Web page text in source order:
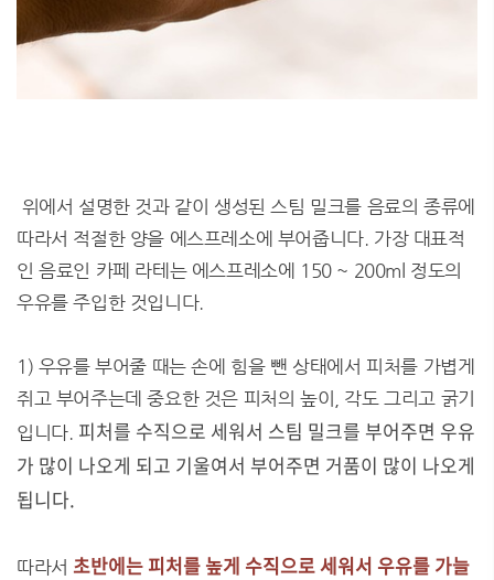
위에서 설명한 것과 같이 생성된 스팀 밀크를 음료의 종류에
따라서 적절한 양을 에스프레소에 부어줍니다. 가장 대표적
인 음료인 카페 라테는 에스프레소에 150 ~ 200ml 정도의
우유를 주입한 것입니다.
1) 우유를 부어줄 때는 손에 힘을 뺀 상태에서 피처를 가볍게
쥐고 부어주는데 중요한 것은 피처의 높이, 각도 그리고 굵기
입니다. 피처를 수직으로 세워서 스팀 밀크를 부어주면 우유
가 많이 나오게 되고 기울여서 부어주면 거품이 많이 나오게
됩니다.
따라서 초반에는 피처를 높게 수직으로 세워서 우유를 가늘